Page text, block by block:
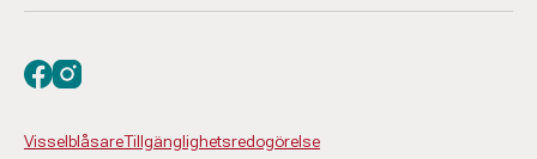
VisselblåsareTillgänglighetsredogörelse
Besök oss på facebook
Besök oss på instagram